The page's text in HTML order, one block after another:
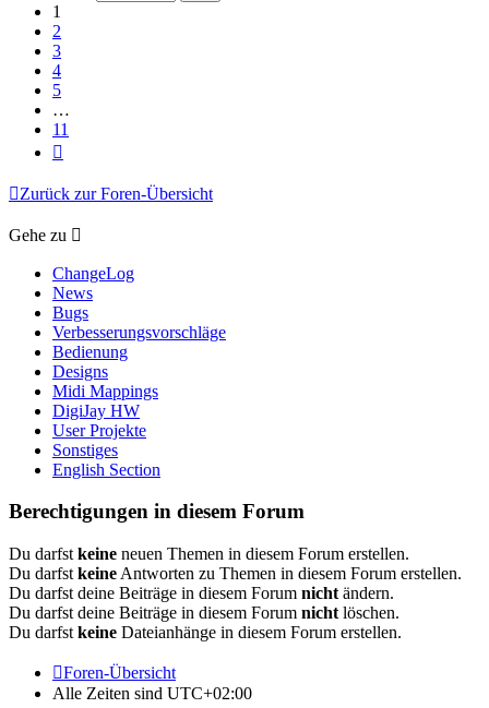
1
2
3
4
5
…
11
Zurück zur Foren-Übersicht
Gehe zu
ChangeLog
News
Bugs
Verbesserungsvorschläge
Bedienung
Designs
Midi Mappings
DigiJay HW
User Projekte
Sonstiges
English Section
Berechtigungen in diesem Forum
Du darfst keine neuen Themen in diesem Forum erstellen.
Du darfst keine Antworten zu Themen in diesem Forum erstellen.
Du darfst deine Beiträge in diesem Forum nicht ändern.
Du darfst deine Beiträge in diesem Forum nicht löschen.
Du darfst keine Dateianhänge in diesem Forum erstellen.
Foren-Übersicht
Alle Zeiten sind UTC+02:00